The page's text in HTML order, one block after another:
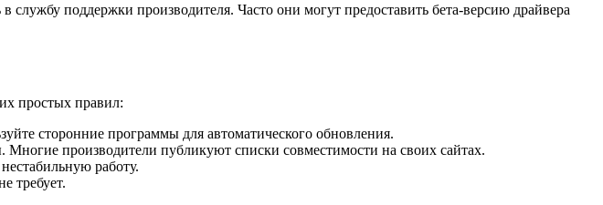
поддержки производителя. Часто они могут предоставить бета-версию драйвера
простых правил:
сторонние программы для автоматического обновления.
производители публикуют списки совместимости на своих сайтах.
работу.
требует.